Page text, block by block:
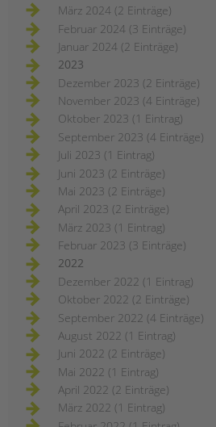
März 2024 (2 Einträge)
Februar 2024 (3 Einträge)
Januar 2024 (2 Einträge)
2023
Dezember 2023 (2 Einträge)
November 2023 (4 Einträge)
Oktober 2023 (1 Eintrag)
September 2023 (4 Einträge)
Juli 2023 (1 Eintrag)
Juni 2023 (2 Einträge)
Mai 2023 (2 Einträge)
April 2023 (2 Einträge)
März 2023 (1 Eintrag)
Februar 2023 (3 Einträge)
2022
Dezember 2022 (1 Eintrag)
Oktober 2022 (2 Einträge)
September 2022 (4 Einträge)
August 2022 (1 Eintrag)
Juni 2022 (2 Einträge)
Mai 2022 (1 Eintrag)
April 2022 (2 Einträge)
März 2022 (1 Eintrag)